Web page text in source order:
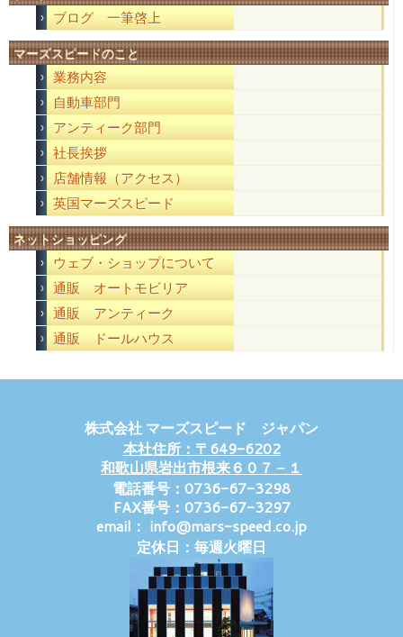
ブログ 一筆啓上
マーズスピードのこと
業務内容
自動車部門
アンティーク部門
社長挨拶
店舗情報（アクセス）
英国マーズスピード
ネットショッピング
ウェブ・ショップについて
通販 オートモビリア
通販 アンティーク
通販 ドールハウス
株式会社 マーズスピード ジャパン
本社住所：〒649-6202
和歌山県岩出市根来６０７－１
電話番号：0736-67-3298
FAX番号：0736-67-3297
email： info@mars-speed.co.jp
定休日：毎週火曜日